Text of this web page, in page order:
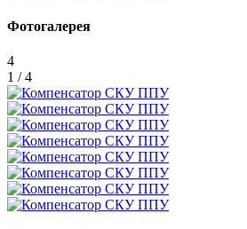
Фотогалерея
4
1 / 4